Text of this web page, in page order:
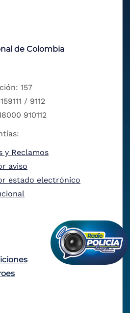
de Colombia
157
/ 9112
910112
y Reclamos
aviso
estado electrónico